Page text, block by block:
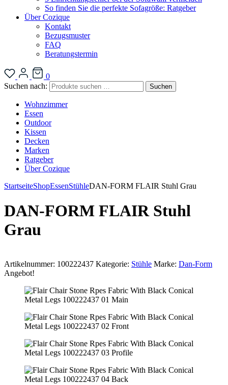
So finden Sie die perfekte Sofagröße: Ratgeber
Über Cozique
Kontakt
Bezugsmuster
FAQ
Beratungstermin
0
Suchen nach:
Suchen
Wohnzimmer
Essen
Outdoor
Kissen
Decken
Marken
Ratgeber
Über Cozique
StartseiteShopEssenStühleDAN-FORM FLAIR Stuhl Grau
DAN-FORM FLAIR Stuhl
Grau
Artikelnummer: 100222437 Kategorie: Stühle Marke: Dan-Form
Angebot!